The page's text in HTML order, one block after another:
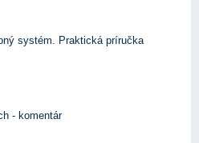
systém. Praktická príručka
- komentár